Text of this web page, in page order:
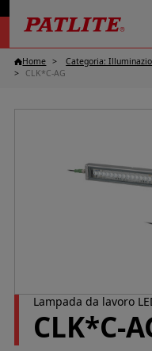
Home Categoria:
CLK*C-AG
Lampada da lavoro
CLK*C-